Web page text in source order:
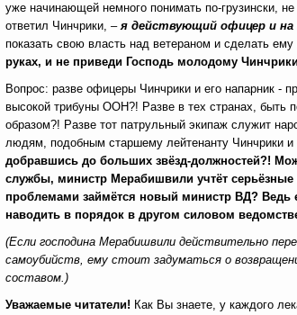
уже начинающей немного понимать по-грузински,
ответил Чинчрики, –я действующий офицер и на
показать свою власть над ветераном и сделать
руках, и не приведи Господь молодому
Вопрос: разве офицеры Чинчрики и его напарник -
высокой трибуны ООН?! Разве в тех странах, быть
образом?! Разве тот патрульный экипаж служит
людям, подобным старшему лейтенанту Чинчрики и
добравшись до больших звёзд-должностей?!
службы, министр Мерабишвили учтёт
проблемами займётся новый министр ВД? Ведь
наводить в порядок в другом силовом
(Если господина Мерабишвили действительно
самоубийств, ему стоит задуматься о
составом.)
Уважаемые читатели! Как Вы знаете, у каждого